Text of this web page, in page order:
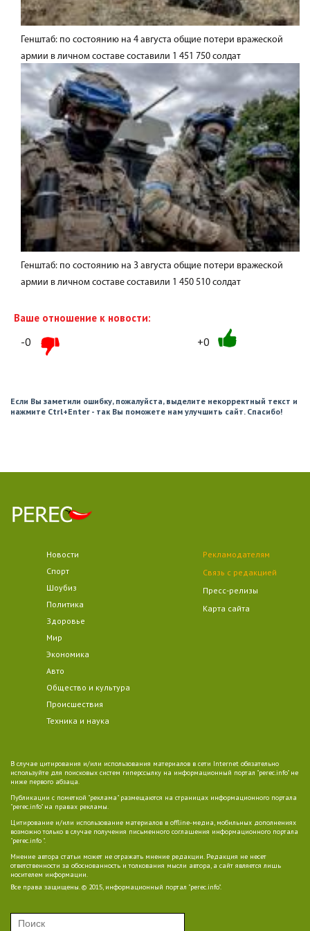
Генштаб: по состоянию на 4 августа общие потери вражеской
армии в личном составе составили 1 451 750 солдат
Генштаб: по состоянию на 3 августа общие потери вражеской
армии в личном составе составили 1 450 510 солдат
Ваше отношение к новости:
-0 +0
Если Вы заметили ошибку, пожалуйста, выделите некорректный текст и
нажмите Ctrl+Enter - так Вы поможете нам улучшить сайт. Спасибо!
Новости
Спорт
Шоубиз
Политика
Здоровье
Мир
Экономика
Авто
Общество и культура
Происшествия
Техника и наука
Рекламодателям
Связь с редакцией
Пресс-релизы
Карта сайта
В случае цитирования и/или использования материалов в сети Internet обязательно
используйте для поисковых систем гиперссылку на информационный портал "perec.info" не
ниже первого абзаца.
Публикации с пометкой "реклама" размещаются на страницах информационного портала
"perec.info" на правах рекламы.
Цитирование и/или использование материалов в offline-медиа, мобильных дополнениях
возможно только в случае получения письменного соглашения информационного портала
"perec.info ".
Мнение автора статьи может не отражать мнение редакции. Редакция не несет
ответственности за обоснованность и толкования мысли автора, а сайт является лишь
носителем информации.
Все права защищены. © 2015, информационный портал "perec.info".